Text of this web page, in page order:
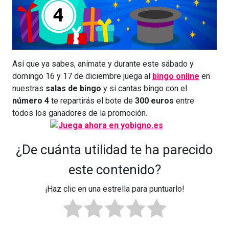
Así que ya sabes, anímate y durante este sábado y
domingo 16 y 17 de diciembre juega al bingo online en
nuestras salas de bingo y si cantas bingo con el
número 4 te repartirás el bote de 300 euros entre
todos los ganadores de la promoción.
¿De cuánta utilidad te ha parecido
este contenido?
¡Haz clic en una estrella para puntuarlo!